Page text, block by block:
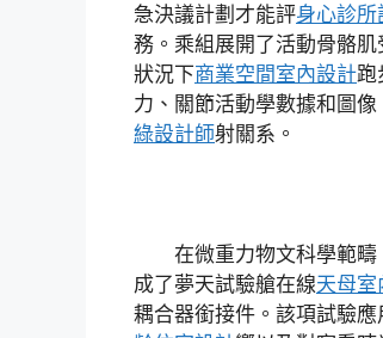
急決議計劃才能評身心診所
務。乘組展開了活動骨骼
狀況下商業空間室內設計跑
力、關節活動學數據和圖
綠設計師射關系。
在微重力物文科學範
成了夢天試驗艙在線天母室
耦合器銜接件。該項試驗